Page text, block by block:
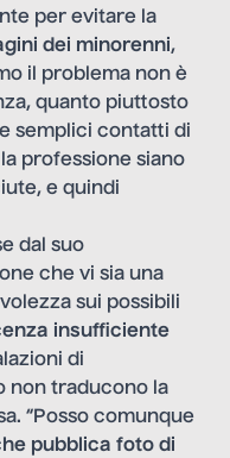
per evitare la
dei minorenni,
il problema non è
quanto piuttosto
semplici contatti di
professione siano
e quindi
dal suo
che vi sia una
sui possibili
insufficiente
di
non traducono la
“Posso comunque
pubblica foto di